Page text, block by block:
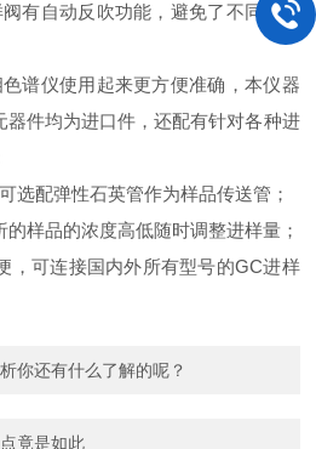
自动反吹功能，避免了不同样品
仪使用起来更方便准确，本仪器
器件均为进口件，还配有针对各种进
配弹性石英管作为样品传送管；
样品的浓度高低随时调整进样量；
可连接国内外所有型号的GC进样
你还有什么了解的呢？
竟是如此